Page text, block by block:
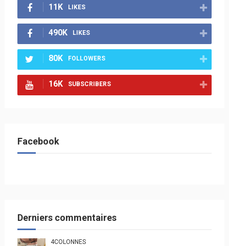
11K LIKES
490K LIKES
80K FOLLOWERS
16K SUBSCRIBERS
Facebook
Derniers commentaires
4COLONNES